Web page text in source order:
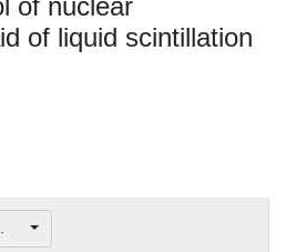
of nuclear
of liquid scintillation